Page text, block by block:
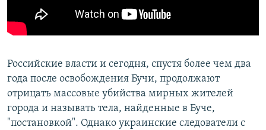
Российские власти и сегодня, спустя более чем два
года после освобождения Бучи, продолжают
отрицать массовые убийства мирных жителей
города и называть тела, найденные в Буче,
"постановкой". Однако украинские следователи с